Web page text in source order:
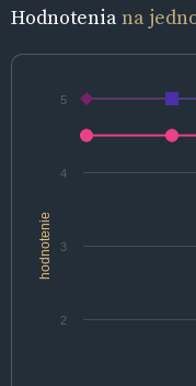
Hodnoteniana
hodnotenie
2
3
4
5